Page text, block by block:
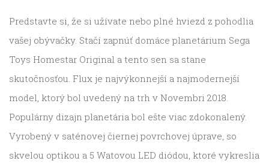
Predstavte si, že si užívate nebo plné hviezd z pohodlia
vašej obývačky. Stačí zapnúť domáce planetárium Sega
Toys Homestar Original a tento sen sa stane
skutočnosťou. Flux je najvýkonnejší a najmodernejší
model, ktorý bol uvedený na trh v Novembri 2018.
Populárny dizajn planetária bol ešte viac zdokonalený.
Vyrobený v saténovej čiernej povrchovej úprave, so
skvelou optikou a 5 Watovou LED diódou, ktoré vykreslia